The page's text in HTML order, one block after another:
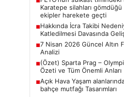
Karatepe silahları
ekipler harekete geçti
■Hakkında İcra Takibi
Katledilmesi Davasında
■7 Nisan 2026 Güncel Altın
Analizi
■(Özet) Sparta Prag –
Özeti ve Tüm Önemli Anları
■Açık Hava Yaşam
bahçe mutfağı Tasarımları